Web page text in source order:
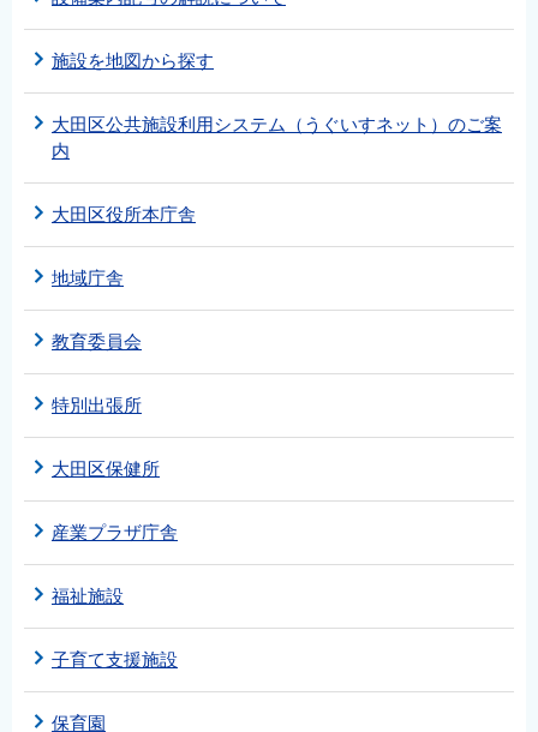
施設を地図から探す
大田区公共施設利用システム（うぐいすネット）のご案
内
大田区役所本庁舎
地域庁舎
教育委員会
特別出張所
大田区保健所
産業プラザ庁舎
福祉施設
子育て支援施設
保育園